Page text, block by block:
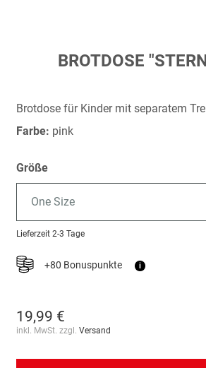
springen
BROTDOSE
Brotdose für Kinder mit separatem
Farbe: pink
Größe
One Size
Lieferzeit 2-3 Tage
+80 Bonuspunkte i
19,99 €
inkl. MwSt. zzgl. Versand